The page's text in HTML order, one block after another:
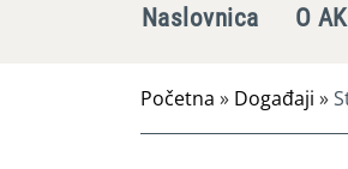
Naslovnica O
Početna » Događaji »